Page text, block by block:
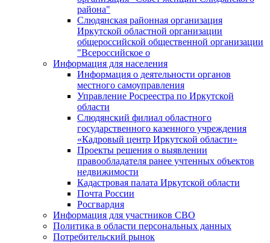
района"
Слюдянская районная организация
Иркутской областной организации
общероссийской общественной организации
"Всероссийское о
Информация для населения
Информация о деятельности органов
местного самоуправления
Управление Росреестра по Иркутской
области
Слюдянский филиал областного
государственного казенного учреждения
«Кадровый центр Иркутской области»
Проекты решения о выявлении
правообладателя ранее учтенных объектов
недвижимости
Кадастровая палата Иркутской области
Почта России
Росгвардия
Информация для участников СВО
Политика в области персональных данных
Потребительский рынок